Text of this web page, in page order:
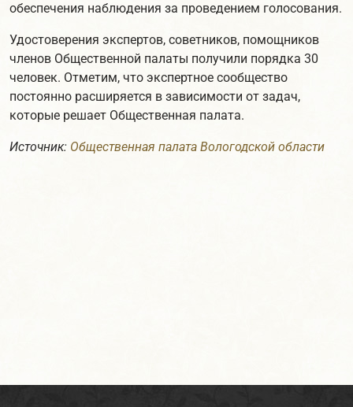
обеспечения наблюдения за проведением голосования.
Удостоверения экспертов, советников, помощников
членов Общественной палаты получили порядка 30
человек. Отметим, что экспертное сообщество
постоянно расширяется в зависимости от задач,
которые решает Общественная палата.
Источник: Общественная палата Вологодской области